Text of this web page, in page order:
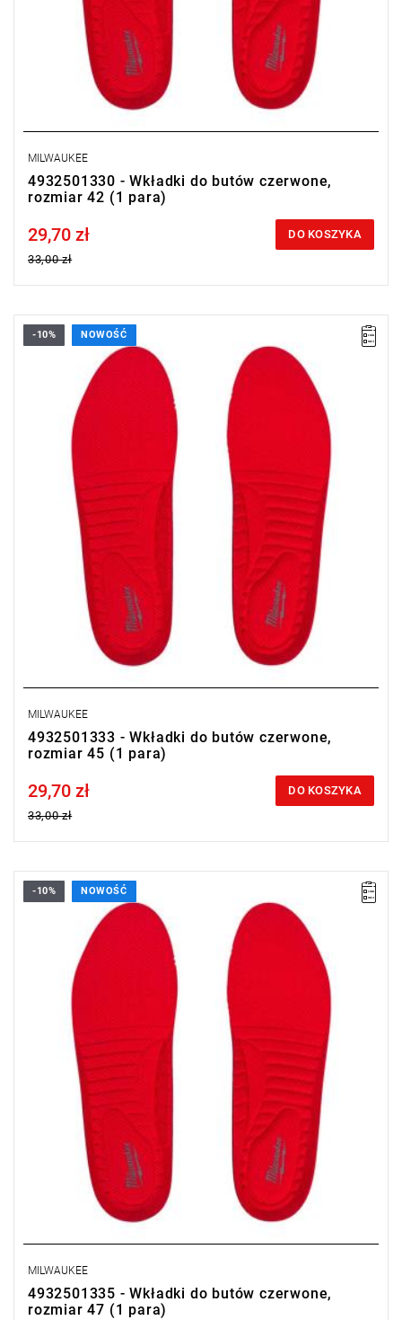
MILWAUKEE
4932501330 - Wkładki do butów czerwone,
rozmiar 42 (1 para)
Price tax included
29,70 zł
33,00 zł
DO KOSZYKA
-10% NOWOŚĆ
MILWAUKEE
4932501333 - Wkładki do butów czerwone,
rozmiar 45 (1 para)
Price tax included
29,70 zł
33,00 zł
DO KOSZYKA
-10% NOWOŚĆ
MILWAUKEE
4932501335 - Wkładki do butów czerwone,
rozmiar 47 (1 para)